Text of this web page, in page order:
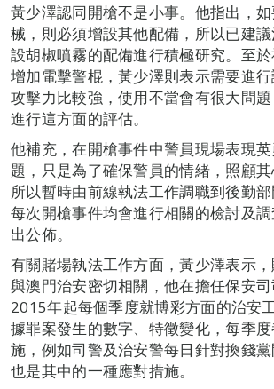
黃少澤認同開槍不是小事。他指出，
械，則必須增設其他配備，所以已建
設胡椒噴霧的配備進行積極研究。至
增加電擊警棍，黃少澤則表示需要進
攻擊力比較強，使用不當會有很大問
進行這方面的評估。
他補充，在開槍事件中警員現場表現
題，只是為了確保警員的情緒，照顧其
所以暫時由前線執法工作調職到後勤
每次開槍事件均會進行相關的檢討及
出公佈。
有關賭場執法工作方面，黃少澤表示
與澳門治安密切相關，他在擔任保安
2015年起每個季度就博彩方面的治安
據罪案發生的數字、特徵變化，每季
施，例如司警及治安警每日針對換錢
也是其中的一種應對措施。